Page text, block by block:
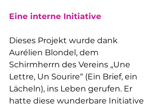
Eine interne Initiative
Dieses Projekt wurde dank
Aurélien Blondel, dem
Schirmherrn des Vereins „Une
Lettre, Un Sourire“ (Ein Brief, ein
Lächeln), ins Leben gerufen. Er
hatte diese wunderbare Initiative